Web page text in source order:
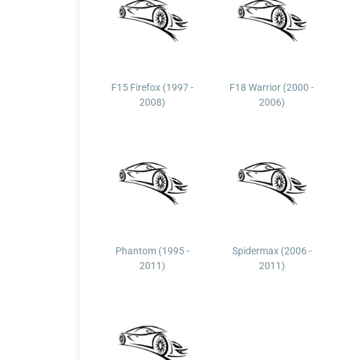
F15 Firefox (1997 -
2008)
F18 Warrior (2000 -
2006)
Phantom (1995 -
2011)
Spidermax (2006 -
2011)